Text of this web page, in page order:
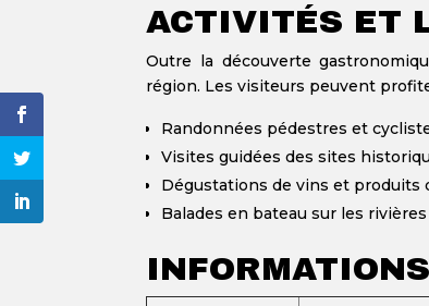
ACTIVITÉS ET
Outre la découverte
région. Les visiteurs peuvent
Randonnées pédestres et
Visites guidées des sites
Dégustations de vins et produits
Balades en bateau sur les